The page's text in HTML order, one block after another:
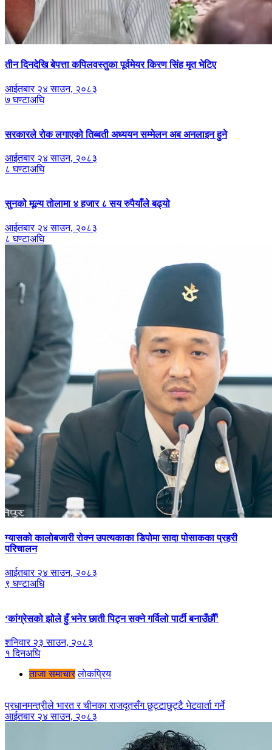
तीन दिनदेखि बेपत्ता कपिलवस्तुका पूर्वमेयर किरण सिंह मृत भेटिए
आईतबार २४ साउन, २०८३
७ घण्टाअघि
सरकारले रोक लगाएको तिब्बती अध्ययन सम्मेलन अब अनलाइन हुने
आईतबार २४ साउन, २०८३
८ घण्टाअघि
सुनको मूल्य तोलामा ४ हजार ८ सय रुपैयाँले बढ्यो
आईतबार २४ साउन, २०८३
८ घण्टाअघि
ग्यासको कालोबजारी रोक्न उपत्यकाका डिपोमा सादा पोसाकका प्रहरी
परिचालन
आईतबार २४ साउन, २०८३
९ घण्टाअघि
‘कांग्रेसको झोले हुँ भनेर छाती पिट्न सक्ने गर्विलो पार्टी बनाउँछौँ’
शनिवार २३ साउन, २०८३
१ दिनअघि
ताजा समाचार लाेकप्रिय
प्रधानमन्त्रीले भारत र चीनका राजदूतसँग छुट्टाछुट्टै भेटवार्ता गर्ने
आईतबार २४ साउन, २०८३